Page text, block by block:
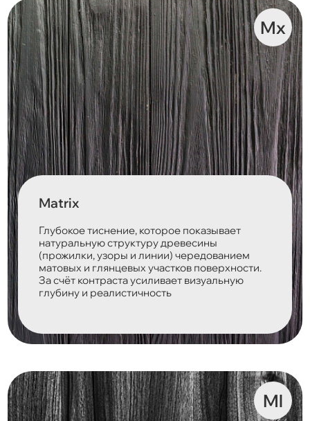
Matrix
Глубокое тиснение, которое показывает
натуральную структуру древесины
(прожилки, узоры и линии) чередованием
матовых и глянцевых участков поверхности.
За счёт контраста усиливает визуальную
глубину и реалистичность
Mx
Ml